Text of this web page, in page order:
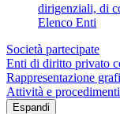
dirigenziali, di
Elenco Enti
Società partecipate
Enti di diritto privato
Rappresentazione
Attività e procedimenti
Espandi